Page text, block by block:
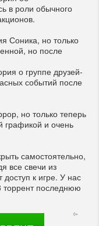
в роли обычного
Соника, но только
но после
о группе друзей-
событий после
но только теперь
графикой и очень
самостоятельно,
все свечи из
доступ к игре. У нас
торрент последнюю